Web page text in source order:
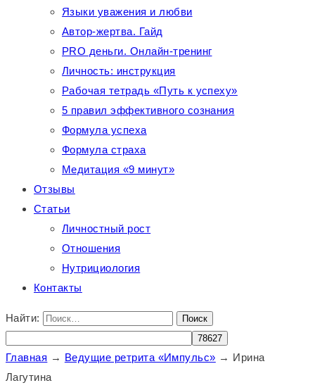
Языки уважения и любви
Автор-жертва. Гайд
PRO деньги. Онлайн-тренинг
Личность: инструкция
Рабочая тетрадь «Путь к успеху»
5 правил эффективного сознания
Формула успеха
Формула страха
Медитация «9 минут»
Отзывы
Статьи
Личностный рост
Отношения
Нутрициология
Контакты
Найти:
Главная → Ведущие ретрита «Импульс» → Ирина
Лагутина